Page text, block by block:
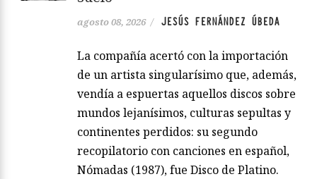
agosto 08, 2026 / JESÚS FERNÁNDEZ ÚBEDA
La compañía acertó con la importación
de un artista singularísimo que, además,
vendía a espuertas aquellos discos sobre
mundos lejanísimos, culturas sepultas y
continentes perdidos: su segundo
recopilatorio con canciones en español,
Nómadas (1987), fue Disco de Platino.